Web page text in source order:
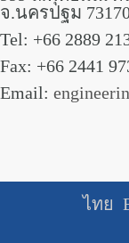
จ.นครปฐม
Tel: +66 2889
Fax: +66 2441
Email:
ไทย